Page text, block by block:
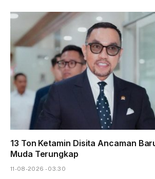
13 Ton Ketamin Disita Ancaman
Muda Terungkap
11-08-2026 - 03.30